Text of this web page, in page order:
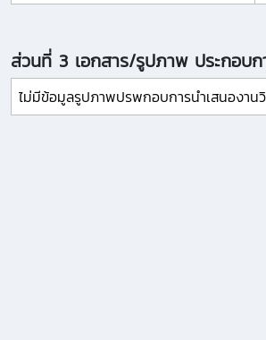
ส่วนที่ 3 เอกสาร/รูปภาพ ประกอบก
ไม่มีข้อมูลรูปภาพปรพกอบการนำเสนองาน